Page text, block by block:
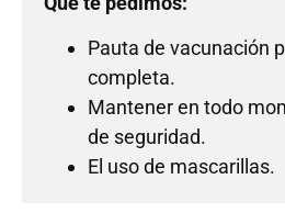
Pauta de vacunación
completa.
Mantener en todo
de seguridad.
El uso de mascarillas.